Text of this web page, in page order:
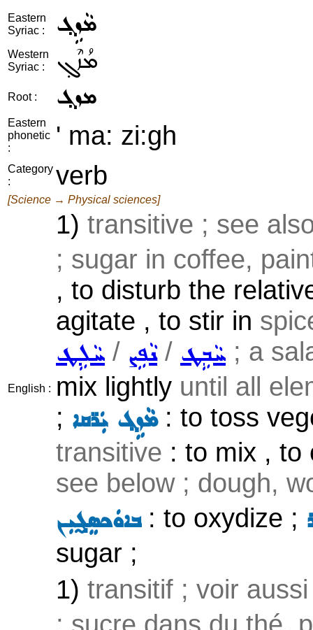
Eastern
Syriac :
ܡܵܙܹܓ݂
Western
Syriac :
ܡܳܙܶܓ݂
Root : ܡܙܓ݂
Eastern
phonetic
:
' ma: zi:gh
Category
:
verb
[Science → Physical sciences]
English :
1) transitive ; see
; sugar in coffee,
, to disturb the
agitate , to stir in
ܚܵܠܹܛ / ܢܵܦܹܨ/ ܚܵܒܹܛ ; a
mix lightly until all
; ܡܵܙܹܓ݂ ܝܲܪ̈ܩܐ: to toss
transitive : to mix , to
see below ; dough,
ܒܐܘܿܟܣܸܓ̰ܝܼܢ: to oxydize ;
sugar ;
1) transitif ; voir